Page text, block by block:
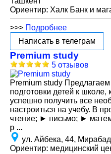
Ориентир: Халк Банк и
>>> Подробнее
Написать в телеграм
Premium study
5 отзывов
Premium study
подготовки детей к
успешно получить все
настроиться на учебу. В
чтение; ► письмо; ►
р ...
ул. Айбека, 44,
Ориентир: медицинский